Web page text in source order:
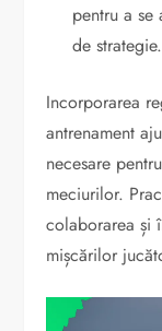
pentru a se
de strategie.
Incorporarea
antrenament
necesare
meciurilor.
colaborarea și
mișcărilor